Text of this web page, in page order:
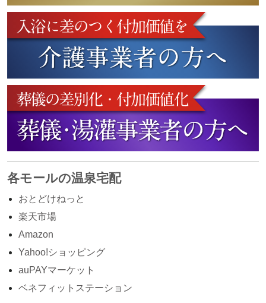
各モールの温泉宅配
おとどけねっと
楽天市場
Amazon
Yahoo!ショッピング
auPAYマーケット
ベネフィットステーション